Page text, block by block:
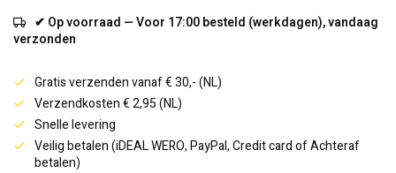
✔ Op voorraad — Voor 17:00 besteld (werkdagen), vandaag
verzonden
Gratis verzenden vanaf € 30,- (NL)
Verzendkosten € 2,95 (NL)
Snelle levering
Veilig betalen (iDEAL WERO, PayPal, Credit card of Achteraf
betalen)